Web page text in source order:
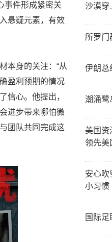
事件形成紧密关
悬疑元素，有效
本身的关注：“从
盈利预期的情况
信心。他提出，
进步带来哪怕微
团队共同完成这
沙漠穿
所罗门
伊朗总
潮涌鹭
美国资
领先美
安心吹
小习惯
国际